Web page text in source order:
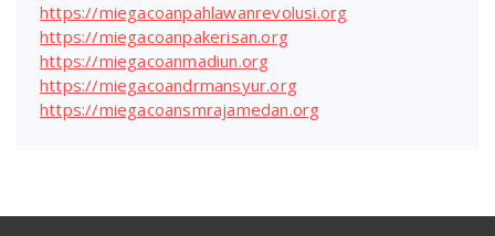
https://miegacoanpahlawanrevolusi.org
https://miegacoanpakerisan.org
https://miegacoanmadiun.org
https://miegacoandrmansyur.org
https://miegacoansmrajamedan.org